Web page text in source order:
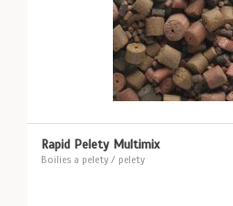
Rapid Pelety Multimix
Boilies a pelety / pelety